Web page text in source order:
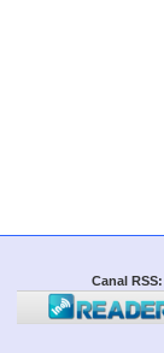
Canal RSS: